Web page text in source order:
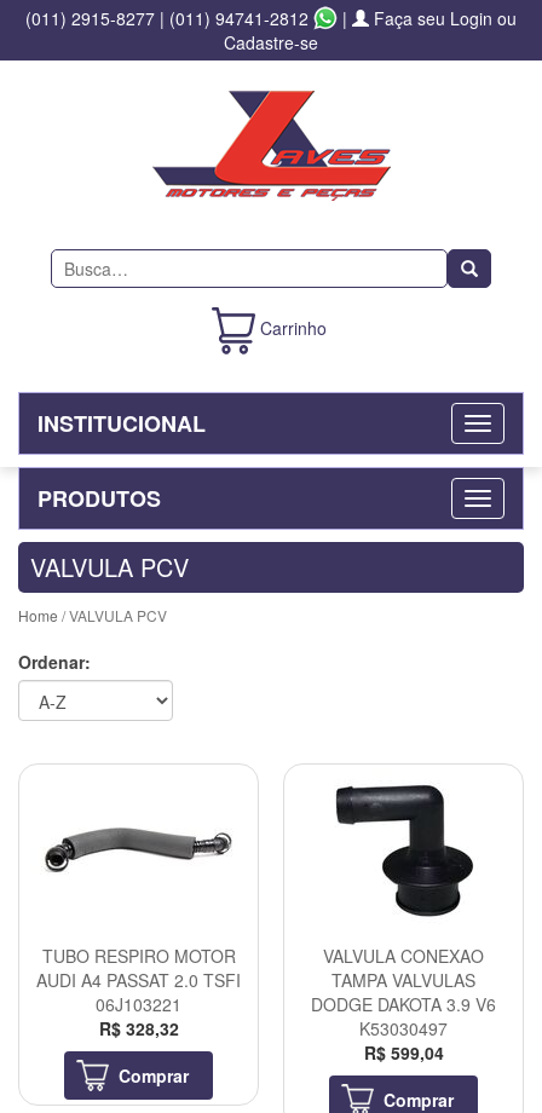
(011) 2915-8277 | (011) 94741-2812 |
Faça seu Login ou
Cadastre-se
Buscar
Carrinho
INSTITUCIONAL
PRODUTOS
VALVULA PCV
Home / VALVULA PCV
Ordenar:
TUBO RESPIRO MOTOR
AUDI A4 PASSAT 2.0 TSFI
06J103221
R$ 328,32
Comprar
VALVULA CONEXAO
TAMPA VALVULAS
DODGE DAKOTA 3.9 V6
K53030497
R$ 599,04
Comprar